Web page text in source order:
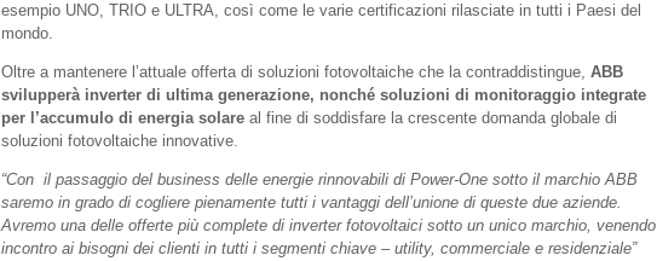
esempio UNO, TRIO e ULTRA, così come le varie certificazioni rilasciate in tutti i Paesi del
mondo.
Oltre a mantenere l’attuale offerta di soluzioni fotovoltaiche che la contraddistingue, ABB
svilupperà inverter di ultima generazione, nonché soluzioni di monitoraggio integrate
per l’accumulo di energia solareal fine di soddisfare la crescente domanda globale di
soluzioni fotovoltaiche innovative.
“Con il passaggio del business delle energie rinnovabili di Power-One sotto il marchio ABB
saremo in grado di cogliere pienamente tutti i vantaggi dell’unione di queste due aziende.
Avremo una delle offerte più complete di inverter fotovoltaici sotto un unico marchio, venendo
incontro ai bisogni dei clienti in tutti i segmenti chiave – utility, commerciale e residenziale”